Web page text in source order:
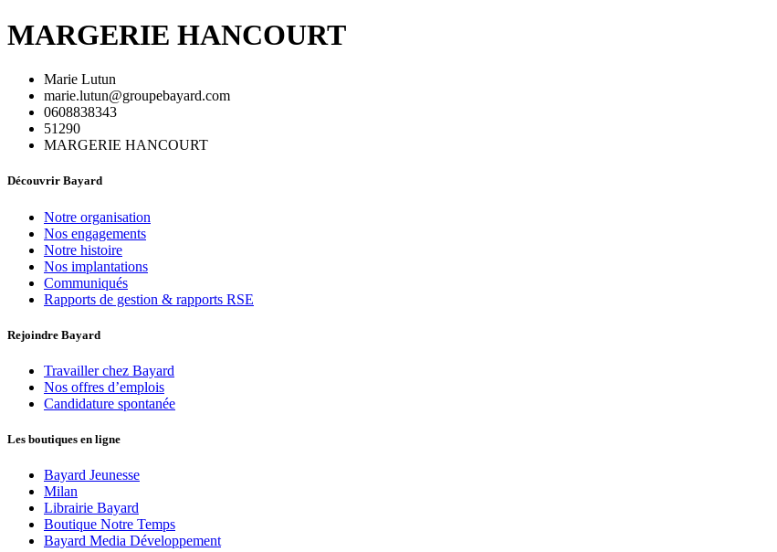
MARGERIE HANCOURT
Marie Lutun
marie.lutun@groupebayard.com
0608838343
51290
MARGERIE HANCOURT
Découvrir Bayard
Notre organisation
Nos engagements
Notre histoire
Nos implantations
Communiqués
Rapports de gestion & rapports RSE
Rejoindre Bayard
Travailler chez Bayard
Nos offres d’emplois
Candidature spontanée
Les boutiques en ligne
Bayard Jeunesse
Milan
Librairie Bayard
Boutique Notre Temps
Bayard Media Développement